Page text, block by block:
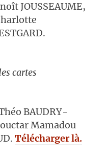
JOUSSEAUME,
cartes
BAUDRY-
Mamadou
Télécharger là.